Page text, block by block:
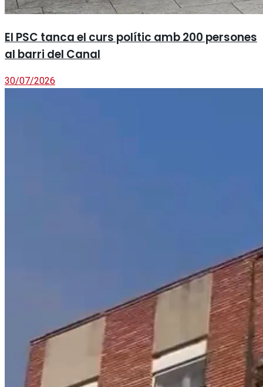
El PSC tanca el curs polític amb 200 persones
al barri del Canal
30/07/2026